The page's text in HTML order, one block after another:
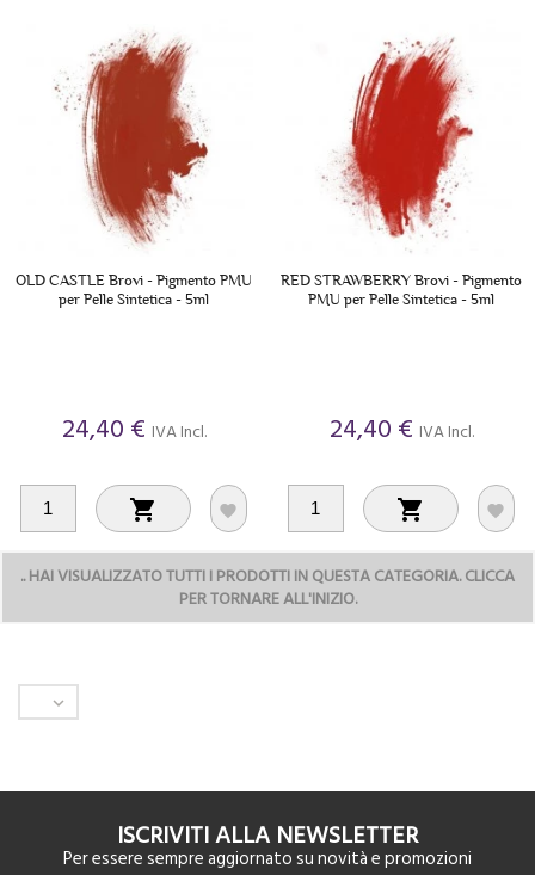
OLD CASTLE Brovi - Pigmento PMU
per Pelle Sintetica - 5ml
24,40 € IVA Incl.
 
RED STRAWBERRY Brovi - Pigmento
PMU per Pelle Sintetica - 5ml
24,40 € IVA Incl.
 
..HAI VISUALIZZATO TUTTI I PRODOTTI IN QUESTA CATEGORIA. CLICCA
PER TORNARE ALL'INIZIO.

ISCRIVITI ALLA NEWSLETTER
Per essere sempre aggiornato su novità e promozioni